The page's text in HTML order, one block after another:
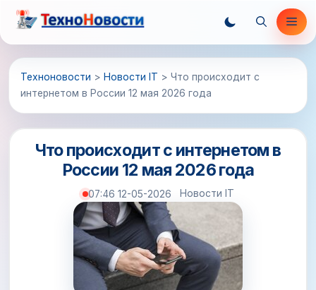
Перейти
содержимому
Техноновости > Новости IT > Что происходит с
интернетом в России 12 мая 2026 года
Что происходит с интернетом в
России 12 мая 2026 года
07:46 12-05-2026 Новости IT